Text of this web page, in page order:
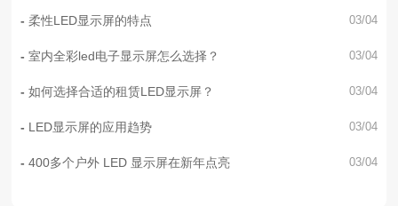
柔性LED显示屏的特点 03/04
室内全彩led电子显示屏怎么选择？ 03/04
如何选择合适的租赁LED显示屏？ 03/04
LED显示屏的应用趋势 03/04
400多个户外 LED 显示屏在新年点亮 03/04